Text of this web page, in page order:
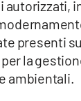
autorizzati,
presenti
la
ambientali.